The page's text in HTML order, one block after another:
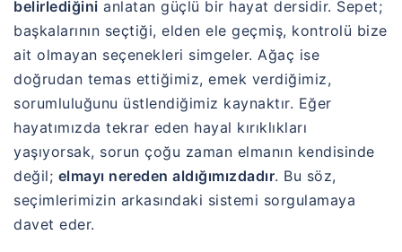
belirlediğini anlatan güçlü bir hayat dersidir. Sepet;
başkalarının seçtiği, elden ele geçmiş, kontrolü bize
ait olmayan seçenekleri simgeler. Ağaç ise
doğrudan temas ettiğimiz, emek verdiğimiz,
sorumluluğunu üstlendiğimiz kaynaktır. Eğer
hayatımızda tekrar eden hayal kırıklıkları
yaşıyorsak, sorun çoğu zaman elmanın kendisinde
değil; elmayı nereden aldığımızdadır. Bu söz,
seçimlerimizin arkasındaki sistemi sorgulamaya
davet eder.